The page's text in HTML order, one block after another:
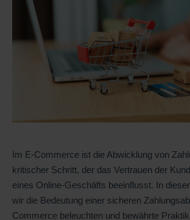
Im E-Commerce ist die Abwicklung von
kritischer Schritt, der das Vertrauen der
eines Online-Geschäfts beeinflusst. In
wir die Bedeutung einer sicheren
Commerce beleuchten und bewährte